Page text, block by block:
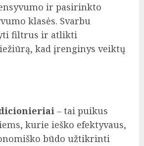
ir pasirinkto
klasės. Svarbu
filtrus ir atlikti
kad įrenginys veiktų
– tai puikus
kurie ieško efektyvaus,
būdo užtikrinti